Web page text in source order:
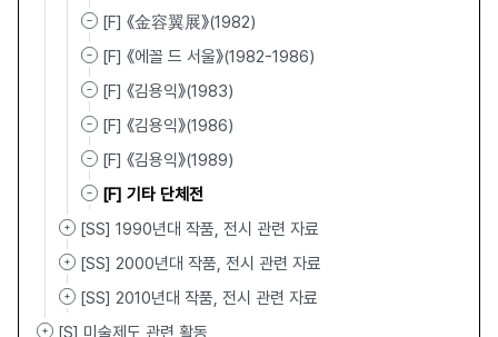
[F] 《金容翼展》(1982)
[F] 《에꼴 드 서울》(1982-1986)
[F] 《김용익》(1983)
[F] 《김용익》(1986)
[F] 《김용익》(1989)
[F] 기타 단체전
[SS] 1990년대 작품, 전시 관련 자료
[SS] 2000년대 작품, 전시 관련 자료
[SS] 2010년대 작품, 전시 관련 자료
[S] 미술제도 관련 활동